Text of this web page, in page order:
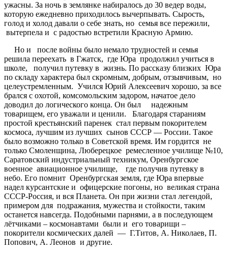
ужасны. За ночь в землянке набиралось до 30 ведер воды,
которую ежедневно приходилось вычерпывать. Сырость,
голод и холод давали о себе знать, но семья все пережили,
вытерпела и с радостью встретили Красную Армию.
Но и после войны было немало трудностей и семья
решила переехать в Гжатск, где Юра продолжил учиться в
школе, получил путевку в жизнь. По рассказу близких Юра
по складу характера был скромным, добрым, отзывчивым, но
целеустремленным. Учился Юрий Алексеевич хорошо, за все
брался с охотой, комсомольским задором, начатое дело
доводил до логического конца. Он был надежным
товарищем, его уважали и ценили. Благодаря стараниям
простой крестьянский паренек стал первым покорителем
космоса, лучшим из лучших сынов СССР — России. Такое
было возможно только в Советской время. Им гордится не
только Смоленщина, Люберецкое ремесленное училище №10,
Саратовский индустриальный техникум, Оренбургское
военное авиационное училище, где получив путевку в
небо. Его помнит Оренбургская земля, где Юра впервые
надел курсантские и офицерские погоны, но великая страна
СССР-Россия, и вся Планета. Он при жизни стал легендой,
примером для подражания, мужества и стойкости, таким
останется навсегда. Подобными парнями, а в последующем
лётчиками – космонавтами были и его товарищи –
покорители космических далей — Г.Титов, А. Николаев, П.
Попович, А. Леонов и другие.